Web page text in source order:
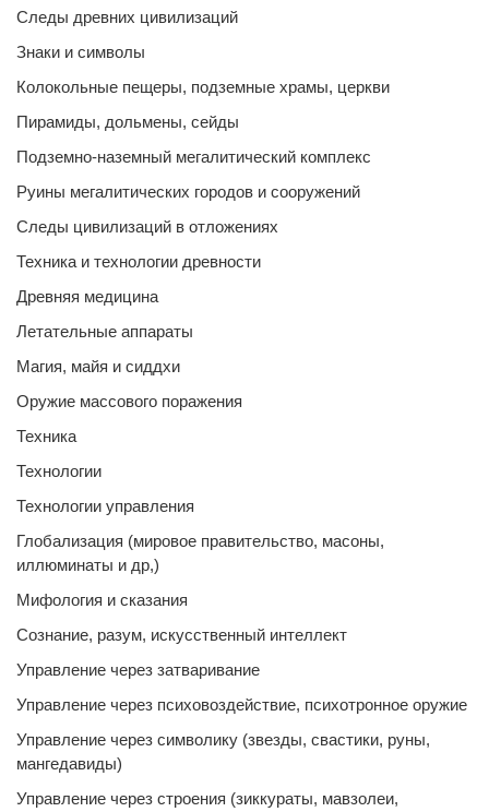
Следы древних цивилизаций
Знаки и символы
Колокольные пещеры, подземные храмы, церкви
Пирамиды, дольмены, сейды
Подземно-наземный мегалитический комплекс
Руины мегалитических городов и сооружений
Следы цивилизаций в отложениях
Техника и технологии древности
Древняя медицина
Летательные аппараты
Магия, майя и сиддхи
Оружие массового поражения
Техника
Технологии
Технологии управления
Глобализация (мировое правительство, масоны,
иллюминаты и др,)
Мифология и сказания
Сознание, разум, искусственный интеллект
Управление через затваривание
Управление через психовоздействие, психотронное оружие
Управление через символику (звезды, свастики, руны,
мангедавиды)
Управление через строения (зиккураты, мавзолеи,